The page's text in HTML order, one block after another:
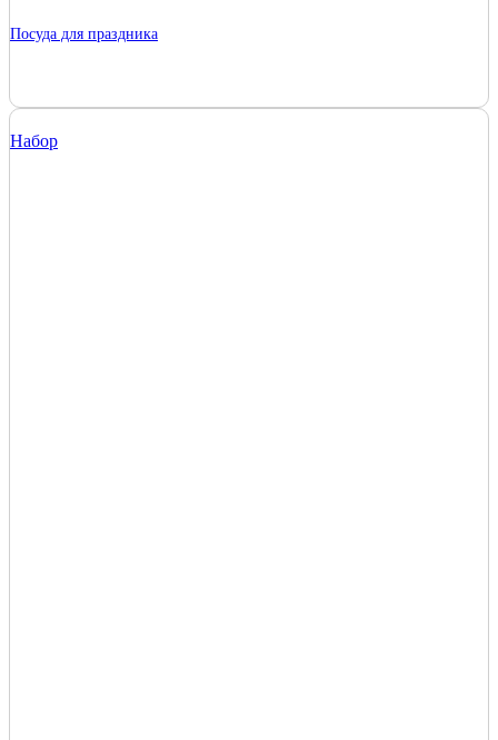
Посуда для праздника
Набор